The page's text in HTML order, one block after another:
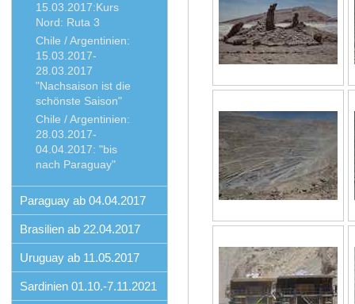
15.03.2017:Kurs
Nord: Ruta 3
Chile / Argentinien:
15.03.2017-
28.03.2017
"Nachsaison ist die
schönste Saison"
Chile / Argentinien:
28.03.2017-
04.04.2017: "bis
nach Paraguay"
Paraguay ab 04.04.2017
Brasilien ab 22.04.2017
Uruguay ab 11.05.2017
Sardinien 01.10.-7.11.2021